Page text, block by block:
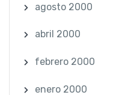
agosto 2000
abril 2000
febrero 2000
enero 2000